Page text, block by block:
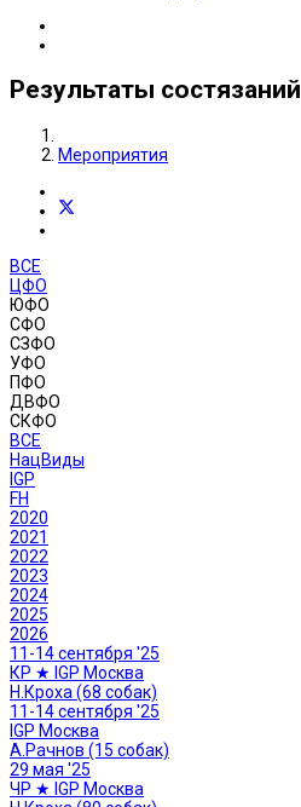
Результаты состязаний
Мероприятия
ВСЕ
ЦФО
ЮФО
СФО
СЗФО
УФО
ПФО
ДВФО
СКФО
ВСЕ
НацВиды
IGP
FH
2020
2021
2022
2023
2024
2025
2026
11-14 сентября '25
КР ★ IGP Москва
Н.Кроха (68 собак)
11-14 сентября '25
IGP Москва
А.Рачнов (15 собак)
29 мая '25
ЧР ★ IGP Москва